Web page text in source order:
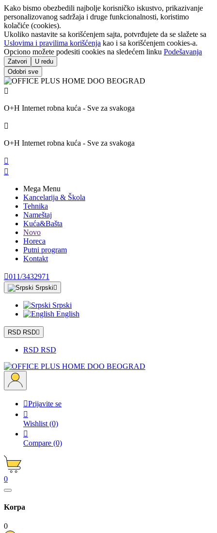
Kako bismo obezbedili najbolje korisničko iskustvo, prikazivanje
personalizovanog sadržaja i druge funkcionalnosti, koristimo
kolačiće (cookies).
Ukoliko nastavite sa korišćenjem sajta, potvrđujete da se slažete sa
Uslovima i pravilima korišćenja kao i sa korišćenjem cookies-a.
Opciono možete podesiti cookies na sledećem linku Podešavanja
Zatvori
U redu
Odobri sve

O+H Internet robna kuća - Sve za svakoga

O+H Internet robna kuća - Sve za svakoga


Mega Menu
Kancelarija & Škola
Tehnika
Nameštaj
Kuća&Bašta
Novo
Horeca
Putni program
Kontakt
011/3432971
Srpski 
Srpski
English
RSD RSD
RSD RSD
Prijavite se

Wishlist (0)

Compare (0)
0
Korpa
0